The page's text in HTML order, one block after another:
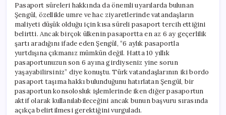
Pasaport süreleri hakkında da önemli uyarılarda bulunan
Şengül, özellikle umre ve hac ziyaretlerinde vatandaşların
maliyeti düşük olduğu için kısa süreli pasaport tercih ettiğini
belirtti. Ancak birçok ülkenin pasaportta en az 6 ay geçerlilik
şartı aradığını ifade eden Şengül, “6 aylık pasaportla
yurtdışına çıkmanız mümkün değil. Hatta 10 yıllık
pasaportunuzun son 6 ayına girdiyseniz yine sorun
yaşayabilirsiniz” diye konuştu. Türk vatandaşlarının iki bordo
pasaport taşıma hakkı bulunduğunu hatırlatan Şengül, bir
pasaportun konsolosluk işlemlerinde iken diğer pasaportun
aktif olarak kullanılabileceğini ancak bunun başvuru sırasında
açıkça belirtilmesi gerektiğini vurguladı.